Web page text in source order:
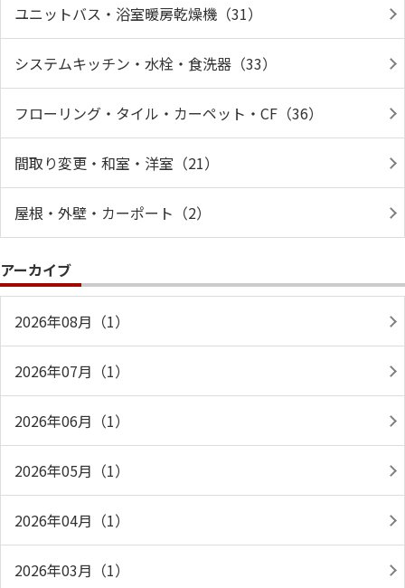
ユニットバス・浴室暖房乾燥機（31）
システムキッチン・水栓・食洗器（33）
フローリング・タイル・カーペット・CF（36）
間取り変更・和室・洋室（21）
屋根・外壁・カーポート（2）
アーカイブ
2026年08月（1）
2026年07月（1）
2026年06月（1）
2026年05月（1）
2026年04月（1）
2026年03月（1）